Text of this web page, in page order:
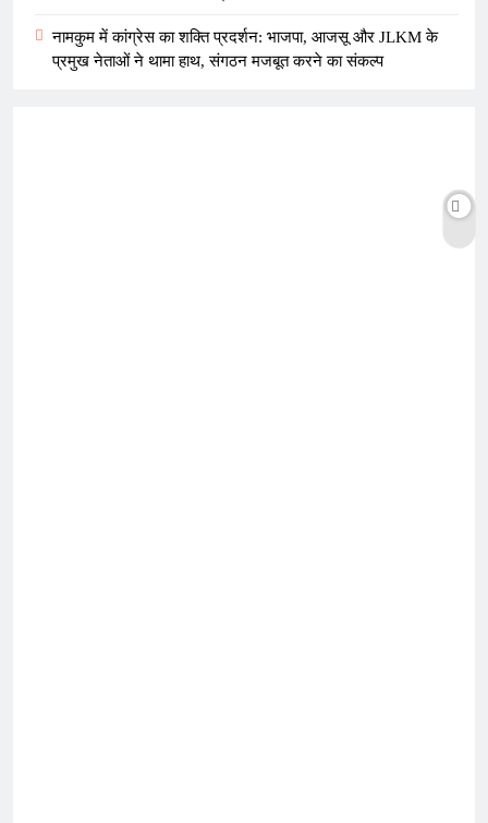
नामकुम में कांग्रेस का शक्ति प्रदर्शन: भाजपा, आजसू और JLKM के
प्रमुख नेताओं ने थामा हाथ, संगठन मजबूत करने का संकल्प